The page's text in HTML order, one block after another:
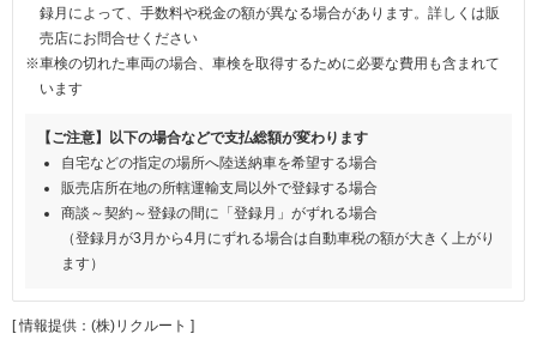
録月によって、手数料や税金の額が異なる場合があります。詳しくは販
売店にお問合せください
※車検の切れた車両の場合、車検を取得するために必要な費用も含まれて
います
【ご注意】以下の場合などで支払総額が変わります
自宅などの指定の場所へ陸送納車を希望する場合
販売店所在地の所轄運輸支局以外で登録する場合
商談～契約～登録の間に「登録月」がずれる場合
（登録月が3月から4月にずれる場合は自動車税の額が大きく上がり
ます）
[ 情報提供：(株)リクルート ]